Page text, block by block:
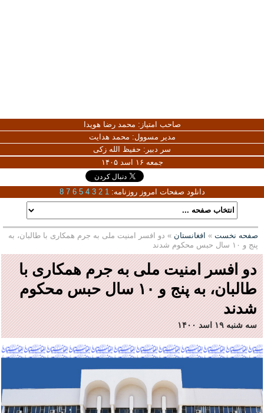
صاحب امتیاز: محمد رضا هویدا
مدیر مسوول: محمد هدایت
سر دبیر: حفیظ الله زکی
جمعه ۱۶ اسد ۱۴۰۵
دانلود صفحات امروز روزنامه: 1
2
3
4
5
6
7
8
صفحه نخست » افغانستان » دو افسر امنیت ملی به جرم همکاری با طالبان، به
پنج و ۱۰ سال حبس محکوم شدند
دو افسر امنیت ملی به جرم همکاری با
طالبان، به پنج و ۱۰ سال حبس محکوم
شدند
سه شنبه ۱۹ اسد ۱۴۰۰